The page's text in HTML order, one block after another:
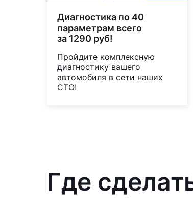
Диагностика по 40
параметрам всего
за 1290 руб!
Пройдите комплексную
диагностику вашего
автомобиля в сети наших
СТО!
Где